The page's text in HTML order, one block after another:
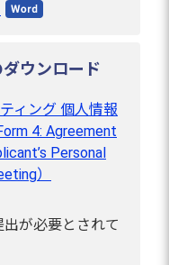
ウンロード
ィング 個人情報
4: Agreement
Personal
）
が必要とされて